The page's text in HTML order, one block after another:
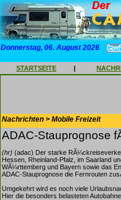
Donnerstag, 06. August 2026
STARTSEITE |
Nachrichten > Mobile Freizeit
ADAC-Stauprognose
(hr) (adac) Der starke
Hessen, Rheinland-Pfalz, im Saarland
WÃ¼rttemberg und Bayern sowie das
ADAC-Stauprognose die Fernrouten
Umgekehrt wird es noch viele
Hier die besonders belasteten